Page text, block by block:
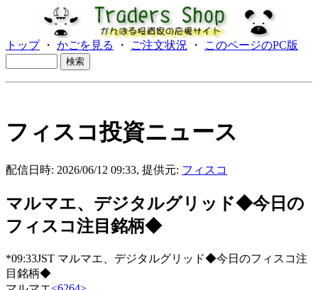
トップ・ かごを見る ・ ご注文状況 ・ このページのPC版
フィスコ投資ニュース
配信日時: 2026/06/12 09:33, 提供元: フィスコ
マルマエ、デジタルグリッド◆今日の
フィスコ注目銘柄◆
*09:33JST マルマエ、デジタルグリッド◆今日のフィスコ注
目銘柄◆